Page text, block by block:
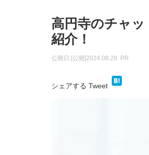
高円寺のチャ
紹介！
公開日: [公開]2024.08.28 PR
シェアする Tweet